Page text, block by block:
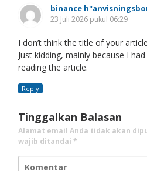
binance
23 Juli 2026 pukul 06:29
I don’t think the title of your
Just kidding, mainly because I
reading the article.
Reply
Tinggalkan Balasan
Alamat email Anda tidak akan
wajib ditandai *